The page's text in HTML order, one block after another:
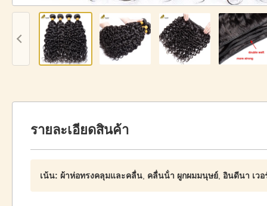
รายละเอียดสินค้า
เน้น: ผ้าห่อทรงคลุมและคลื่น คลื่นน้ํา ผูกผมมนุษย์ อินดีนา เว